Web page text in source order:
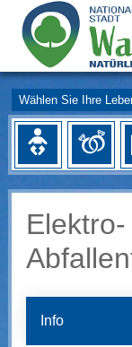
Wählen Sie Ihre
Info